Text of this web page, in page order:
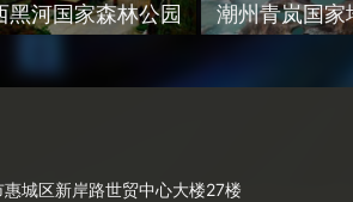
黑河国家森林公园 潮州青岚国家
城区新岸路世贸中心大楼27楼